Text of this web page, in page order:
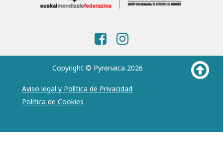
Copyright © Pyrenaica 2026
Aviso legal y Política de Privacidad
Política de Cookies